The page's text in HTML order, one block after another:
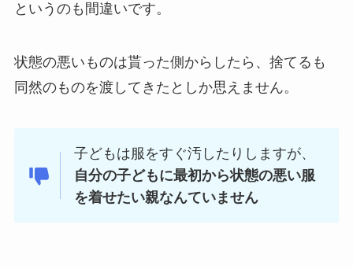
というのも間違いです。
状態の悪いものは貰った側からしたら、捨てるも
同然のものを渡してきたとしか思えません。
子どもは服をすぐ汚したりしますが、
自分の子どもに最初から状態の悪い服
を着せたい親なんていません